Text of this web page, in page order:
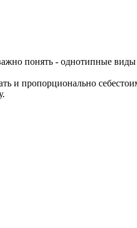
понять - однотипные
и пропорционально